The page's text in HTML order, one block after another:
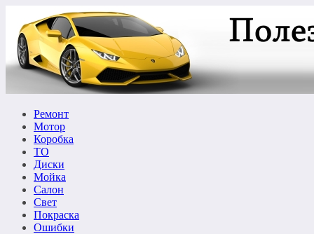
содержимому
Ремонт
Мотор
Коробка
ТО
Диски
Мойка
Салон
Свет
Покраска
Ошибки